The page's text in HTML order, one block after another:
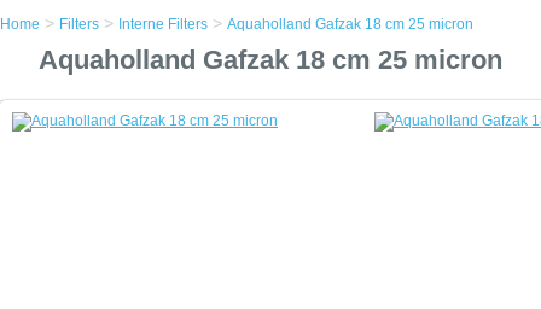
Filters
Aquaholland Gafzak 18 cm 25 micron
Home > Filters > Interne Filters > Aquaholland Gafzak 18 cm 25 micron
Aquaholland Gafzak 18 cm 25 micron